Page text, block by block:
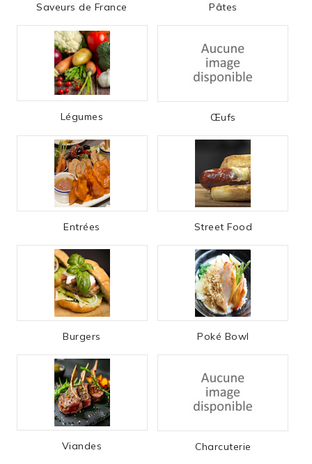
Saveurs de France Pâtes
Légumes Œufs
Entrées Street Food
Burgers Poké Bowl
Viandes Charcuterie